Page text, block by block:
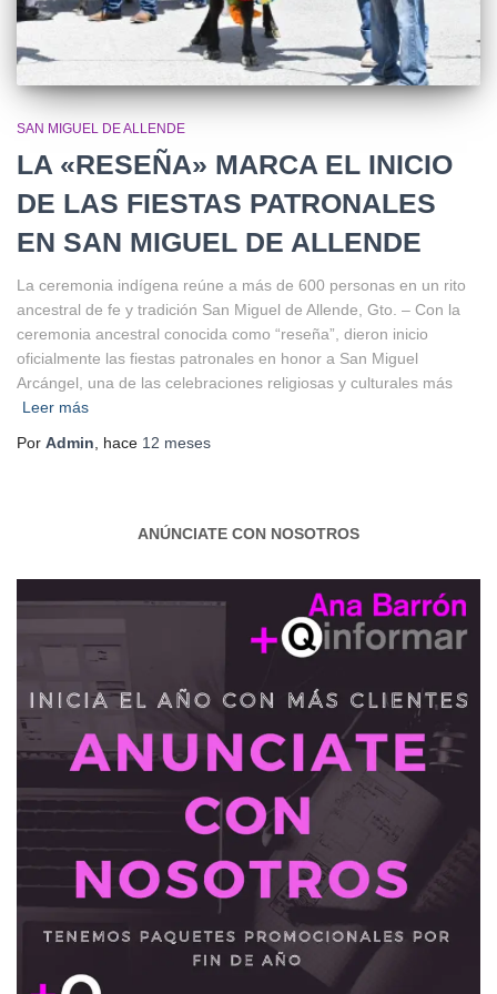
SAN MIGUEL DE ALLENDE
LA «RESEÑA» MARCA EL INICIO
DE LAS FIESTAS PATRONALES
EN SAN MIGUEL DE ALLENDE
La ceremonia indígena reúne a más de 600 personas en un rito
ancestral de fe y tradición San Miguel de Allende, Gto. – Con la
ceremonia ancestral conocida como “reseña”, dieron inicio
oficialmente las fiestas patronales en honor a San Miguel
Arcángel, una de las celebraciones religiosas y culturales más
Leer más
Por Admin , hace 12 meses
ANÚNCIATE CON NOSOTROS